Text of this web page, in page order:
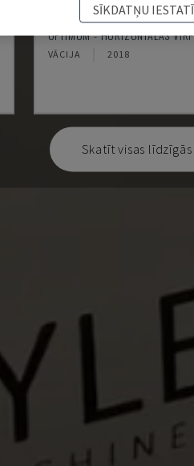
TH 4610
OPTIMUM - HORIZONTĀLĀS
VĀCIJA 2018
Skatīt visas
SĪKDATŅU